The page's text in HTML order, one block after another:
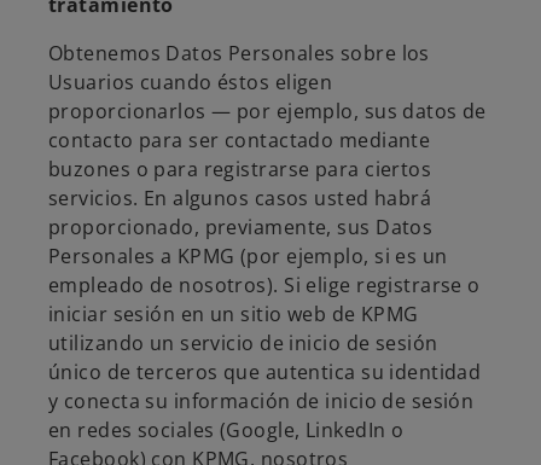
Obtenemos Datos Personales sobre los
Usuarios cuando éstos eligen
proporcionarlos — por ejemplo, sus datos de
contacto para ser contactado mediante
buzones o para registrarse para ciertos
servicios. En algunos casos usted habrá
proporcionado, previamente, sus Datos
Personales a KPMG (por ejemplo, si es un
empleado de nosotros). Si elige registrarse o
iniciar sesión en un sitio web de KPMG
utilizando un servicio de inicio de sesión
único de terceros que autentica su identidad
y conecta su información de inicio de sesión
en redes sociales (Google, LinkedIn o
Facebook) con KPMG, nosotros